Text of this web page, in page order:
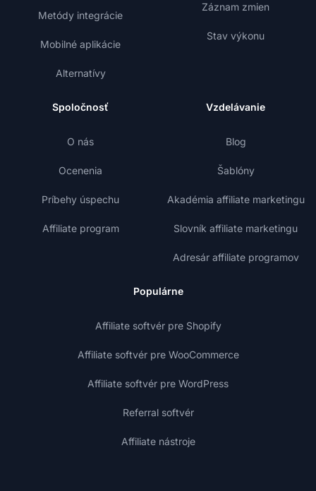
Metódy integrácie
Mobilné aplikácie
Alternatívy
Záznam zmien
Stav výkonu
Spoločnosť
O nás
Ocenenia
Príbehy úspechu
Affiliate program
Vzdelávanie
Blog
Šablóny
Akadémia affiliate marketingu
Slovník affiliate marketingu
Adresár affiliate programov
Populárne
Affiliate softvér pre Shopify
Affiliate softvér pre WooCommerce
Affiliate softvér pre WordPress
Referral softvér
Affiliate nástroje